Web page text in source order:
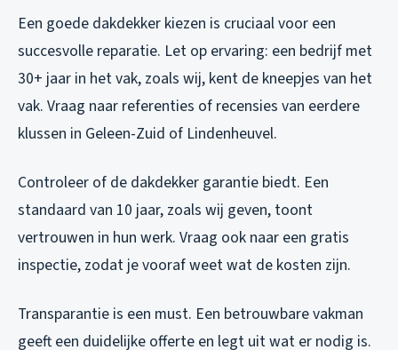
Een goede dakdekker kiezen is cruciaal voor een
succesvolle reparatie. Let op ervaring: een bedrijf met
30+ jaar in het vak, zoals wij, kent de kneepjes van het
vak. Vraag naar referenties of recensies van eerdere
klussen in Geleen-Zuid of Lindenheuvel.
Controleer of de dakdekker garantie biedt. Een
standaard van 10 jaar, zoals wij geven, toont
vertrouwen in hun werk. Vraag ook naar een gratis
inspectie, zodat je vooraf weet wat de kosten zijn.
Transparantie is een must. Een betrouwbare vakman
geeft een duidelijke offerte en legt uit wat er nodig is.